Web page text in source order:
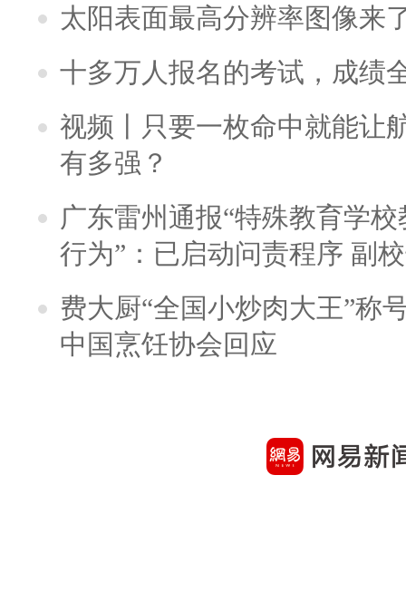
太阳表面最高分辨率图像来
十多万人报名的考试，成绩
视频丨只要一枚命中就能让
有多强？
广东雷州通报“特殊教育学
行为”：已启动问责程序 副
费大厨“全国小炒肉大王”称
中国烹饪协会回应